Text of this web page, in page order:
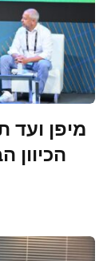
מיפן ועד
הכיוון